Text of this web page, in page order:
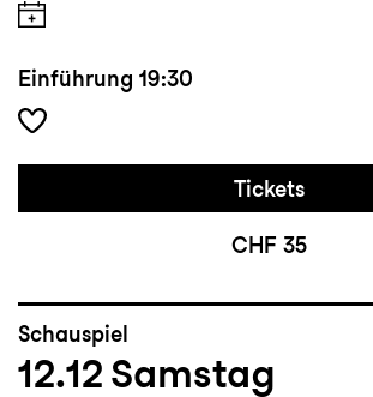
Einführung 19:30
Tickets
CHF 35
Schauspiel
12.12 Samstag